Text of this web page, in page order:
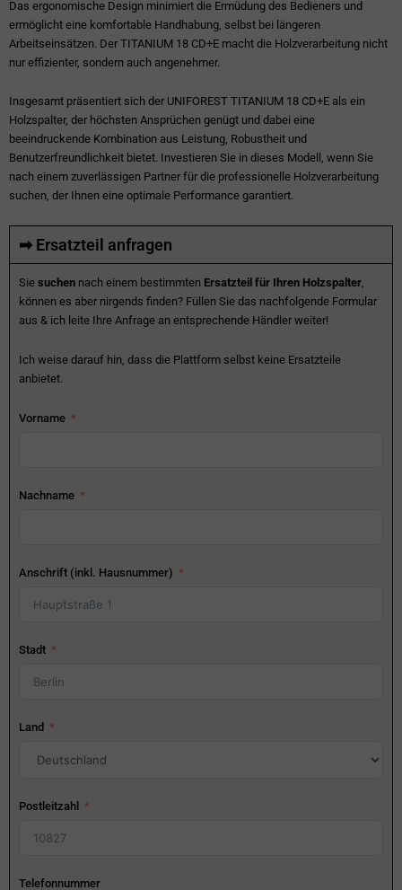
Das ergonomische Design minimiert die Ermüdung des Bedieners und
ermöglicht eine komfortable Handhabung, selbst bei längeren
Arbeitseinsätzen. Der TITANIUM 18 CD+E macht die Holzverarbeitung nicht
nur effizienter, sondern auch angenehmer.
Insgesamt präsentiert sich der UNIFOREST TITANIUM 18 CD+E als ein
Holzspalter, der höchsten Ansprüchen genügt und dabei eine
beeindruckende Kombination aus Leistung, Robustheit und
Benutzerfreundlichkeit bietet. Investieren Sie in dieses Modell, wenn Sie
nach einem zuverlässigen Partner für die professionelle Holzverarbeitung
suchen, der Ihnen eine optimale Performance garantiert.
➡ Ersatzteil anfragen
Sie suchen nach einem bestimmten Ersatzteil für Ihren Holzspalter,
können es aber nirgends finden? Füllen Sie das nachfolgende Formular
aus & ich leite Ihre Anfrage an entsprechende Händler weiter!
Ich weise darauf hin, dass die Plattform selbst keine Ersatzteile
anbietet.
Vorname
Nachname
Anschrift (inkl. Hausnummer)
Stadt
Land
Postleitzahl
Telefonnummer